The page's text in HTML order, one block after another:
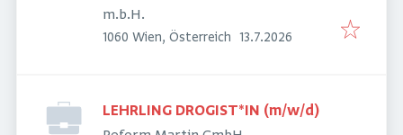
m.b.H.
1060 Wien, Österreich Veröffentlicht
13.7.2026
LEHRLING DROGIST*IN (m/w/d)